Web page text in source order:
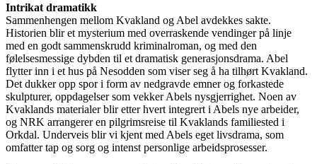
Intrikat dramatikk
Sammenhengen mellom Kvakland og Abel avdekkes sakte.
Historien blir et mysterium med overraskende vendinger på linje
med en godt sammenskrudd kriminalroman, og med den
følelsesmessige dybden til et dramatisk generasjonsdrama. Abel
flytter inn i et hus på Nesodden som viser seg å ha tilhørt Kvakland.
Det dukker opp spor i form av nedgravde emner og forkastede
skulpturer, oppdagelser som vekker Abels nysgjerrighet. Noen av
Kvaklands materialer blir etter hvert integrert i Abels nye arbeider,
og NRK arrangerer en pilgrimsreise til Kvaklands familiested i
Orkdal. Underveis blir vi kjent med Abels eget livsdrama, som
omfatter tap og sorg og intenst personlige arbeidsprosesser.